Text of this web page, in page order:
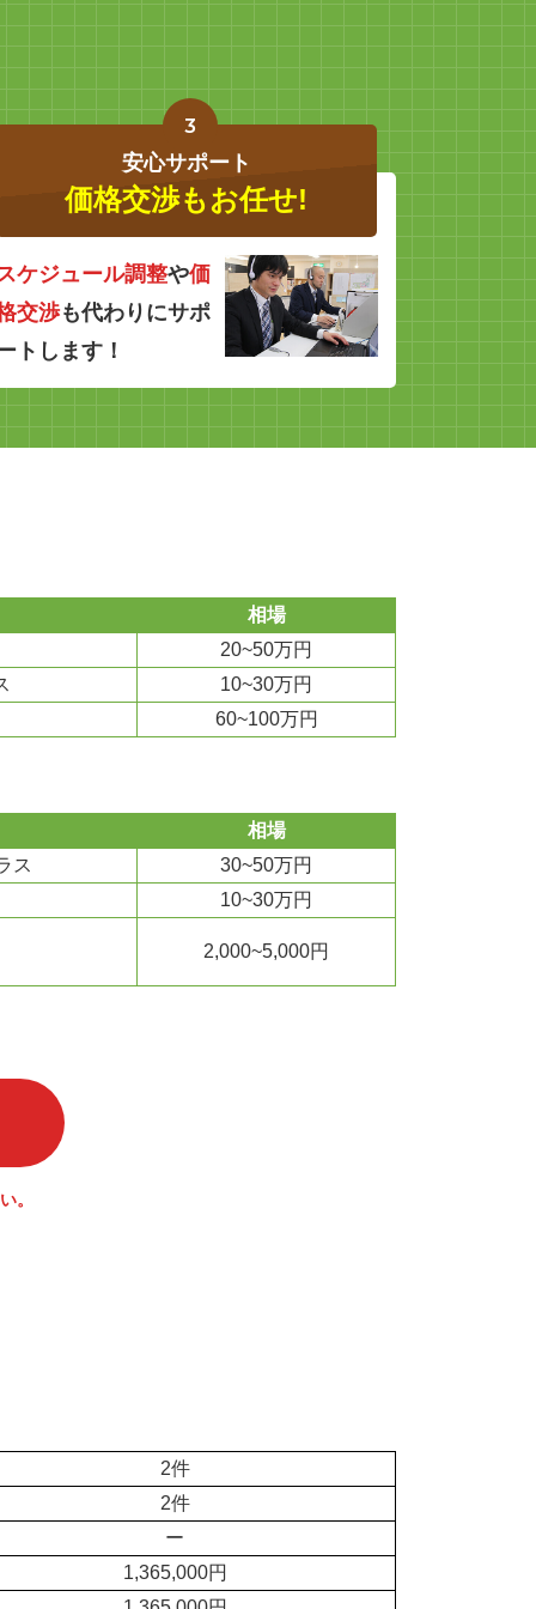
3
安心サポート
価格交渉もお任せ!
ケジュール調整や価
交渉も代わりにサポ
トします！
相場
20~50万円
10~30万円
60~100万円
相場
ス
30~50万円
10~30万円
2,000~5,000円
。
2件
2件
ー
1,365,000円